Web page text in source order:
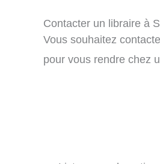
Contacter un libraire à
Vous souhaitez
pour vous rendre chez